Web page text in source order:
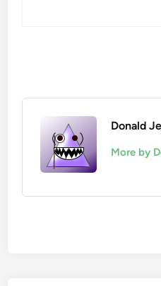
Donald
More by